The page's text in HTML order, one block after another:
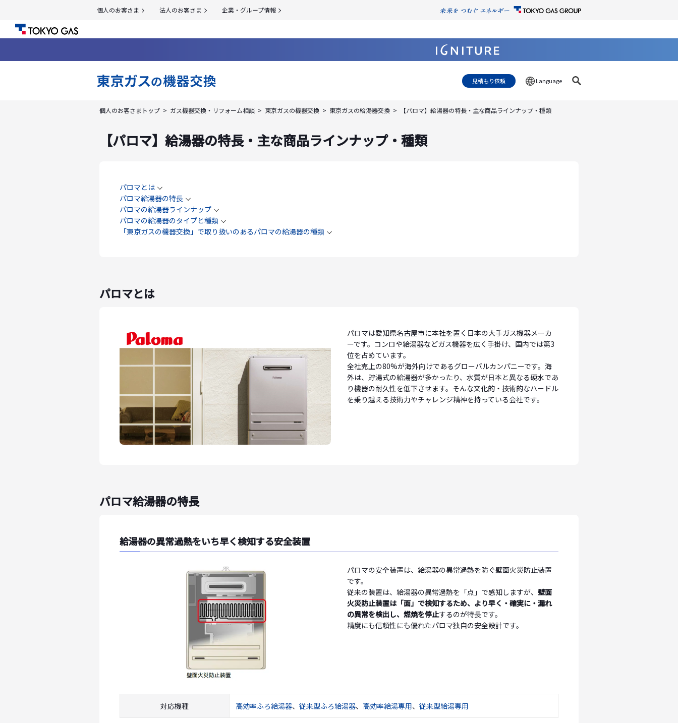
個人のお客さま 法人のお客さま 企業・グループ情報
見積もり依頼 Language
個人のお客さまトップ ガス機器交換・リフォーム相談 東京ガスの機器交換 東京ガスの給湯器交換 【パロマ】給湯器の特長・主な商品ラインナップ・種類
【パロマ】給湯器の特長・主な商品ラインナップ・種類
パロマとは
パロマ給湯器の特長
パロマの給湯器ラインナップ
パロマの給湯器のタイプと種類
「東京ガスの機器交換」で取り扱いのあるパロマの給湯器の種類
パロマとは
パロマは愛知県名古屋市に本社を置く日本の大手ガス機器メーカ
ーです。コンロや給湯器などガス機器を広く手掛け、国内では第3
位を占めています。
全社売上の80%が海外向けであるグローバルカンパニーです。海
外は、貯湯式の給湯器が多かったり、水質が日本と異なる硬水であ
り機器の耐久性を低下させます。そんな文化的・技術的なハードル
を乗り越える技術力やチャレンジ精神を持っている会社です。
パロマ給湯器の特長
給湯器の異常過熱をいち早く検知する安全装置
パロマの安全装置は、給湯器の異常過熱を防ぐ壁面火災防止装置
です。
従来の装置は、給湯器の異常過熱を「点」で感知しますが、 壁面
火災防止装置は「面」で検知するため、より早く・確実に・漏れ
の異常を検出し、燃焼を停止するのが特長です。
精度にも信頼性にも優れたパロマ独自の安全設計です。
対応機種 高効率ふろ給湯器、 従来型ふろ給湯器、 高効率給湯専用、 従来型給湯専用